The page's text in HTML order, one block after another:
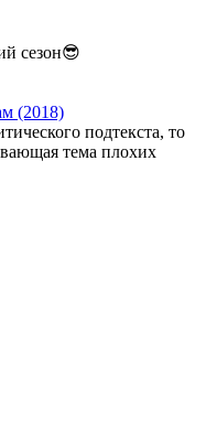
сезон😎
(2018)
подтекста, то
тема плохих